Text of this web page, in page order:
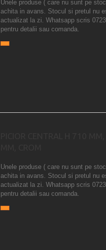
Unele produse ( care nu sunt pe
achita in avans. Stocul si pretul nu
actualizat la zi. Whatsapp scris
pentru detalii sau comanda.
Unele produse ( care nu sunt pe
achita in avans. Stocul si pretul nu
actualizat la zi. Whatsapp scris
pentru detalii sau comanda.